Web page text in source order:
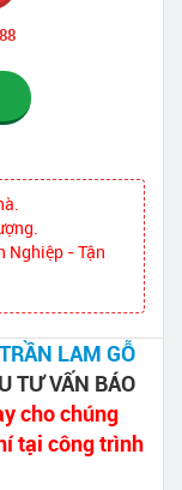
Nghiệp - Tận
LAM GỖ
TƯ VẤN BÁO
cho chúng
tại công trình